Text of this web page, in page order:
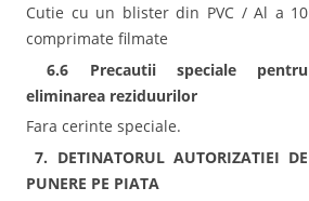
Cutie cu un blister din PVC / Al a 10
comprimate filmate
6.6 Precautii speciale pentru
eliminarea reziduurilor
Fara cerinte speciale.
7. DETINATORUL AUTORIZATIEI DE
PUNERE PE PIATA